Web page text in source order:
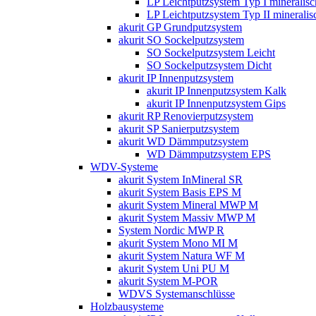
LP Leichtputzsystem Typ II
akurit GP Grundputzsystem
akurit SO Sockelputzsystem
SO Sockelputzsystem Leicht
SO Sockelputzsystem Dicht
akurit IP Innenputzsystem
akurit IP Innenputzsystem Kalk
akurit IP Innenputzsystem Gips
akurit RP Renovierputzsystem
akurit SP Sanierputzsystem
akurit WD Dämmputzsystem
WD Dämmputzsystem EPS
WDV-Systeme
akurit System InMineral SR
akurit System Basis EPS M
akurit System Mineral MWP M
akurit System Massiv MWP M
System Nordic MWP R
akurit System Mono MI M
akurit System Natura WF M
akurit System Uni PU M
akurit System M-POR
WDVS Systemanschlüsse
Holzbausysteme